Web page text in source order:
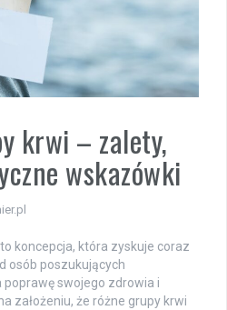
krwi – zalety,
wskazówki
koncepcja, która zyskuje coraz
osób poszukujących
swojego zdrowia i
założeniu, że różne grupy krwi